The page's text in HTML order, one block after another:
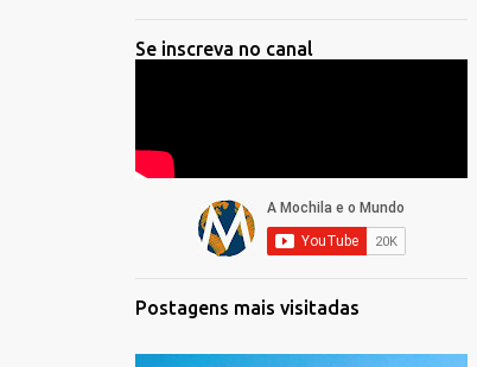
Se inscreva no canal
Postagens mais visitadas